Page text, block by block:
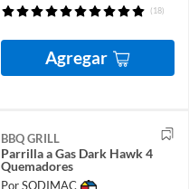
(18)
Agregar
BBQ GRILL
Parrilla a Gas Dark Hawk 4
Quemadores
Por SODIMAC